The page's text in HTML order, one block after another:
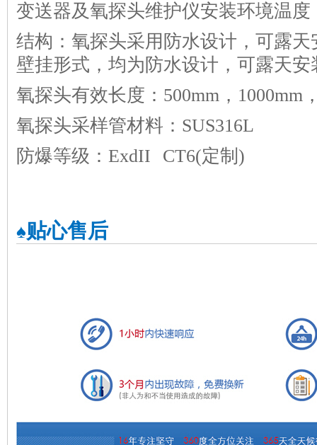
变送器及氧探头维护仪安装环境温
结构：氧探头采用防水设计，可露
壁挂形式，均为防水设计，可露天安
氧探头有效长度：500mm，1000mm
氧探头采样管材料：SUS316L
防爆等级：ExdII CT6(定制)
♠贴心售后